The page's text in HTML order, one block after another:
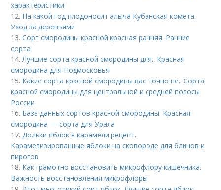
характеристики
12. На какой год плодоносит алыча Кубанская комета.
Уход за деревьями
13.Сорт смородины красной красная ранняя. Ранние
сорта
14.Лучшие сорта красной смородины для.. Красная
смородина для Подмосковья
15. Какие сорта красной смородины вас точно не.. Сорта
красной смородины для центральной и средней полосы
России
16. База данных сортов красной смородины. Красная
смородина — сорта для Урала
17.Дольки яблок в карамели рецепт.
Карамелизированные яблоки на сковороде для блинов и
пирогов
18. Как грамотно восстановить микрофлору кишечника.
Важность восстановления микрофлоры